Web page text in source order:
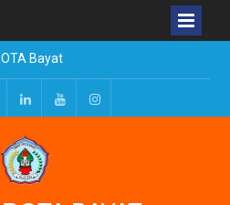
Bayat
2027
2026
Tahun
LinkedInYoutubeInstagram